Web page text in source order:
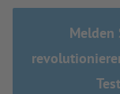
Melden